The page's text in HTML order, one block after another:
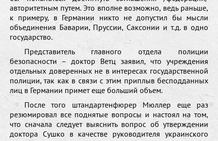
авторитетным путем. Это вполне возможно, ведь раньше,
к примеру, в Германии никто не допустил бы мысли
объединения Баварии, Пруссии, Саксонии и т.д. в одно
государство.
Представитель главного отдела полиции
безопасности – доктор Ветц заявил, что учреждения
отдельных доверенных не в интересах государственной
полиции, так как в связи с этим приплыв бесподданных
лиц в Германии примет еще больший объем.
После того штандартенфюрер Мюллер еще раз
резюмировал все поднятые вопросы и настоял на том,
что сначала следует выяснить вопрос об утверждении
доктора Сушко в качестве руководителя украинского